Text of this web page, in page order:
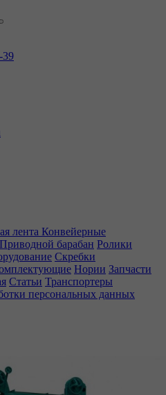
39
лента Конвейерные
Приводной барабан Ролики
Скребки
Нории Запчасти
Статьи Транспортеры
персональных данных